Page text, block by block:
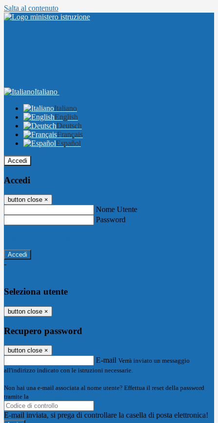
Salta al contenuto
Italiano
Italiano
English
Deutsch
Français
Español
Accedi
Accedi
button close ×
Nome Utente
Password
-
Seleziona utente
button close ×
Recupero password
button close ×
E-mail Verrà inviato un messaggio
all'indirizzo indicato con le istruzioni necessarie.
Non hai una e-mail associata al nome utente? Effettua il reset della password
tramite la
E-mail inviata, si prega di controllare la casella di posta elettronica!